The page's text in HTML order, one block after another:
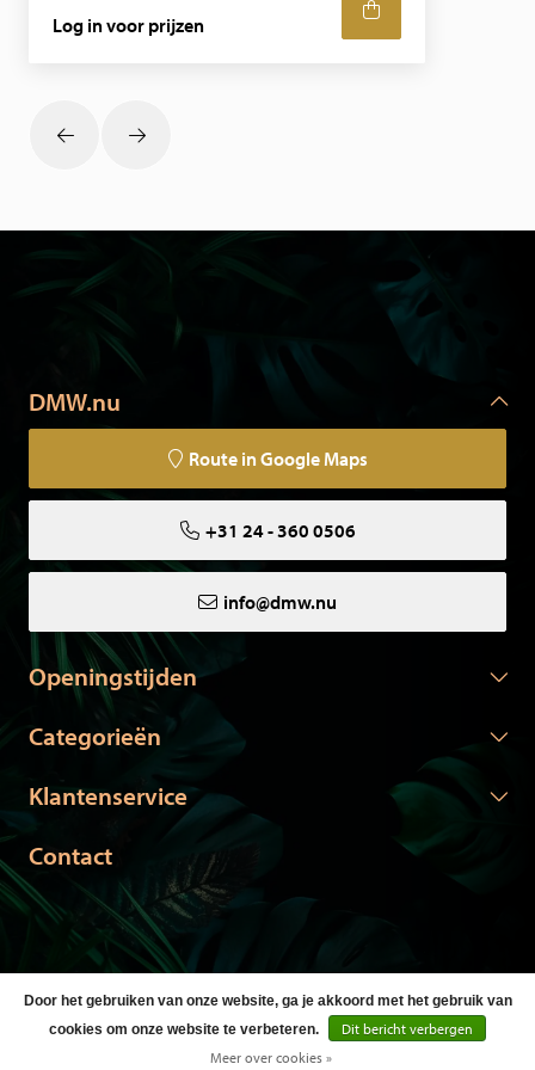
Log in voor prijzen
DMW.nu
Route in Google Maps
+31 24 - 360 0506
info@dmw.nu
Openingstijden
Categorieën
Klantenservice
Contact
© Copyright 2026 DMW.nu -Webshop laten makendoor Red
Banana
Door het gebruiken van onze website, ga je akkoord met het gebruik van
cookies om onze website te verbeteren.
Dit bericht verbergen
Meer over cookies »